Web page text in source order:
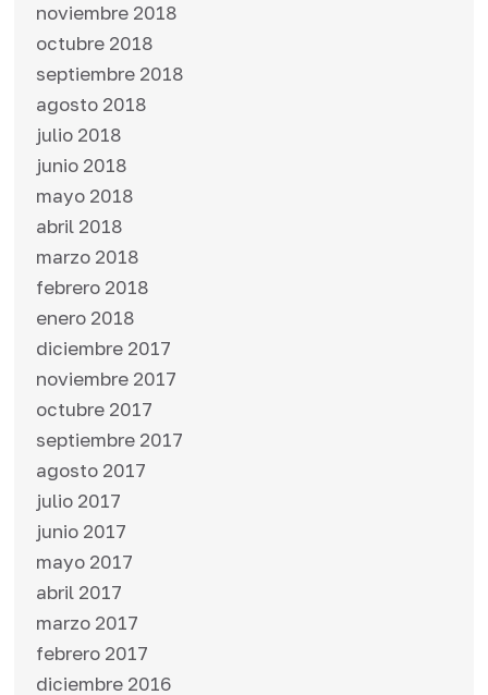
noviembre 2018
octubre 2018
septiembre 2018
agosto 2018
julio 2018
junio 2018
mayo 2018
abril 2018
marzo 2018
febrero 2018
enero 2018
diciembre 2017
noviembre 2017
octubre 2017
septiembre 2017
agosto 2017
julio 2017
junio 2017
mayo 2017
abril 2017
marzo 2017
febrero 2017
diciembre 2016